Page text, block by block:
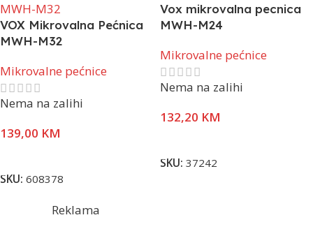
VOX Mikrovalna Pećnica
MWH-M32
Mikrovalne pećnice
Nema na zalihi
139,00 KM
SKU: 608378
Vox mikrovalna pecnica
MWH-M24
Mikrovalne pećnice
Nema na zalihi
132,20 KM
SKU: 37242
Reklama